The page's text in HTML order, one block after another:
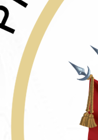
se podrá
hubo
Foto: ASP-B.